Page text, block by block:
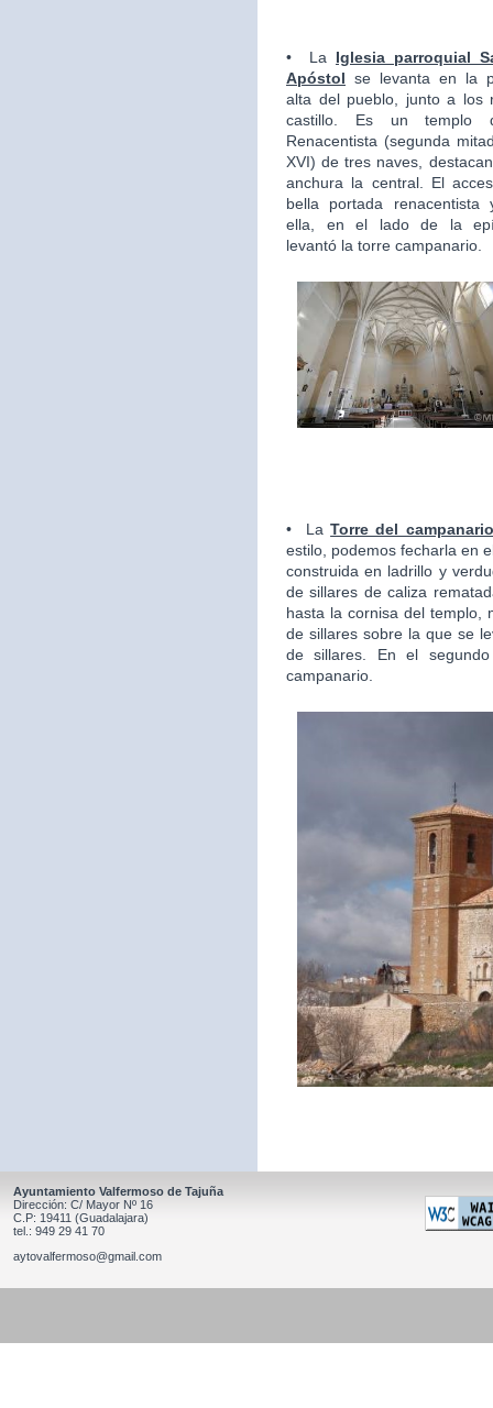
• La Iglesia parroquial
Apóstol se levanta en la
alta del pueblo, junto a los
castillo. Es un templo
Renacentista (segunda
XVI) de tres naves,
anchura la central. El
bella portada
ella, en el lado de la
levantó la torre campanario.
• LaTorre del campanario
estilo, podemos fecharla en
construida en ladrillo y
de sillares de caliza
hasta la cornisa del templo,
de sillares sobre la que se
de sillares. En el
campanario.
Ayuntamiento Valfermoso de Tajuña
Dirección: C/ Mayor Nº 16
C.P: 19411 (Guadalajara)
tel.: 949 29 41 70
aytovalfermoso@gmail.com